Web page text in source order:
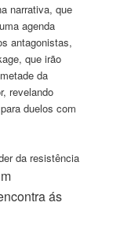
narrativa, que
agenda
antagonistas,
que irão
da
revelando
duelos com
da resistência
ás